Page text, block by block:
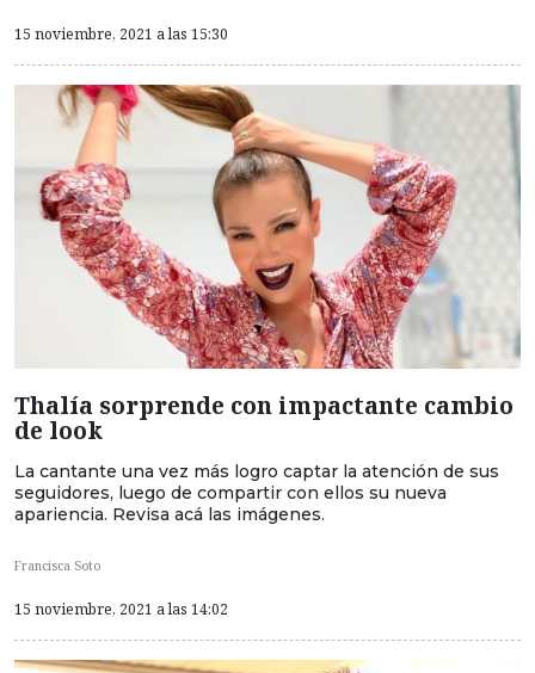
15 noviembre, 2021 a las 15:30
Thalía sorprende con impactante cambio
de look
La cantante una vez más logro captar la atención de sus
seguidores, luego de compartir con ellos su nueva
apariencia. Revisa acá las imágenes.
Francisca Soto
15 noviembre, 2021 a las 14:02